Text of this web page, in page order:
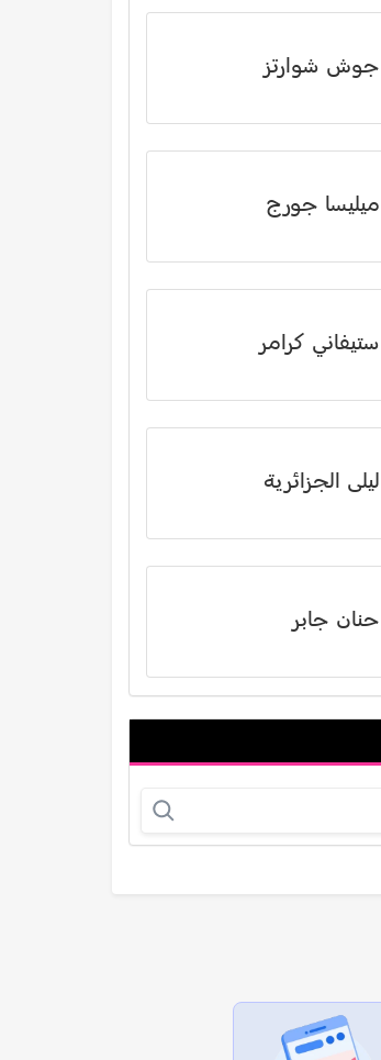
جوش شوارتز
ميليسا جورج
ستيفاني كرامر
ليلى الجزائرية
حنان جابر
محمد سيد عبد القادر
عرض الكل